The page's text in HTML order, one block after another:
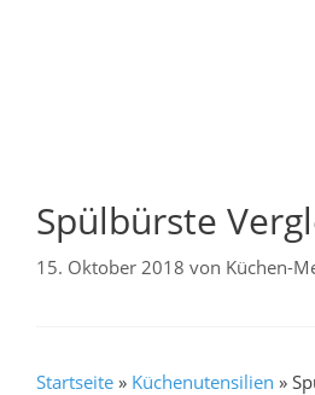
Spülbürste
15. Oktober 2018 von Küchen-
Startseite » Küchenutensilien »